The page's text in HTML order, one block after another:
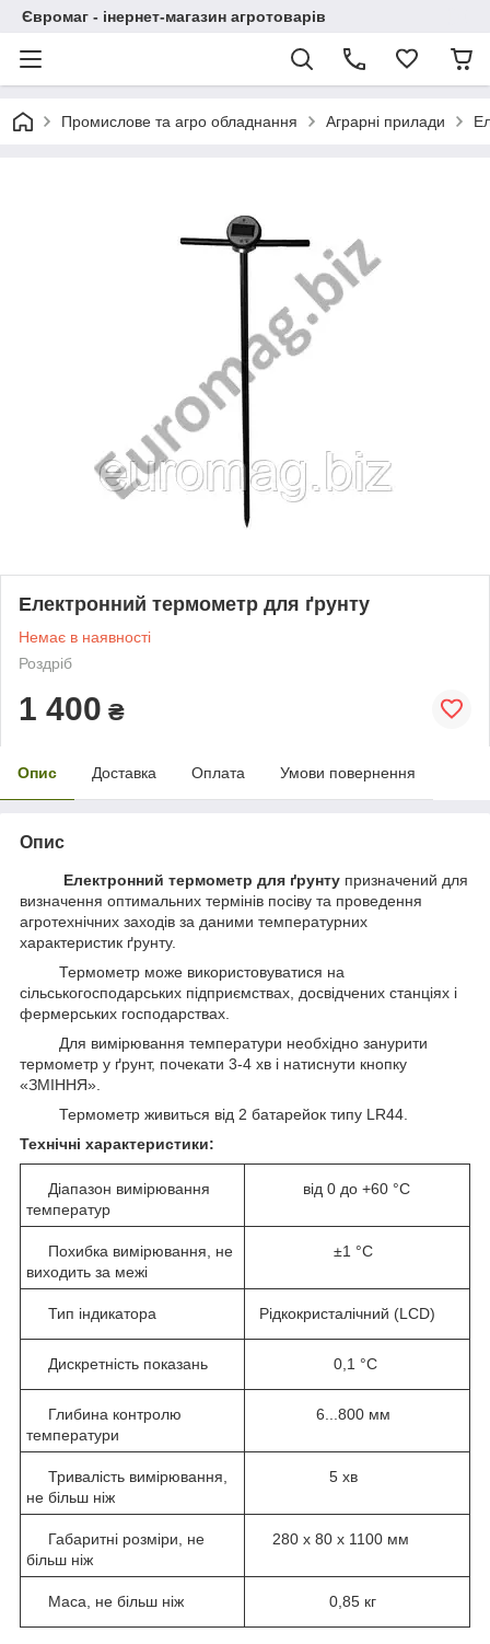
Євромаг - інернет-магазин агротоварів
Промислове та агро обладнання Аграрні прилади
Електронний термометр для ґрунту
Немає в наявності
Роздріб
1 400 ₴
Опис Доставка Оплата Умови повернення
Опис
Електронний термометр для ґрунту призначений для
визначення оптимальних термінів посіву та проведення
агротехнічних заходів за даними температурних
характеристик ґрунту.
Термометр може використовуватися на
сільськогосподарських підприємствах, досвідчених станціях і
фермерських господарствах.
Для вимірювання температури необхідно занурити
термометр у ґрунт, почекати 3-4 хв і натиснути кнопку
«ЗМІННЯ».
Термометр живиться від 2 батарейок типу LR44.
Технічні характеристики:
Діапазон вимірювання
температур
від 0 до +60 °C
Похибка вимірювання, не
виходить за межі
±1 °C
Тип індикатора Рідкокристалічний (LCD)
Дискретність показань 0,1 °C
Глибина контролю
температури
6...800 мм
Тривалість вимірювання,
не більш ніж
5 хв
Габаритні розміри, не
більш ніж
280 х 80 х 1100 мм
Маса, не більш ніж 0,85 кг